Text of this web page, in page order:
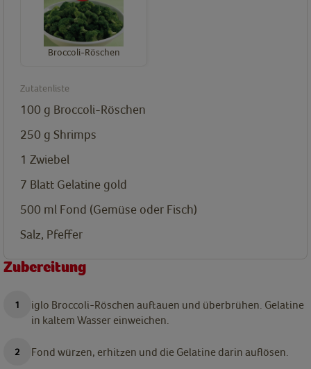
Broccoli-Röschen
Zutatenliste
100 g Broccoli-Röschen
250 g Shrimps
1 Zwiebel
7 Blatt Gelatine gold
500 ml Fond (Gemüse oder Fisch)
Salz, Pfeffer
Zubereitung
iglo Broccoli-Röschen auftauen und überbrühen. Gelatine
in kaltem Wasser einweichen.
Fond würzen, erhitzen und die Gelatine darin auflösen.